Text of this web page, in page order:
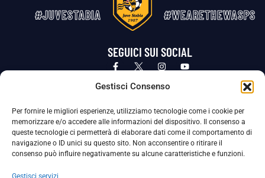
Gestisci Consenso
Per fornire le migliori esperienze, utilizziamo tecnologie come i cookie per
memorizzare e/o accedere alle informazioni del dispositivo. Il consenso a
queste tecnologie ci permetterà di elaborare dati come il comportamento di
navigazione o ID unici su questo sito. Non acconsentire o ritirare il
consenso può influire negativamente su alcune caratteristiche e funzioni.
Gestisci servizi
#JUVESTABIA #WEARETHEWASPS
SEGUICI SUI SOCIAL
Privacy Policy Cookie Policy
La Società ha nominato il Responsabile della Protezione dei Dati Personali (DPO), figura specializzata che vigila sulle modalità
adottate dalla nostra Società per tutelare i Suoi dati personali.
Per contattare il DPO può scrivere a